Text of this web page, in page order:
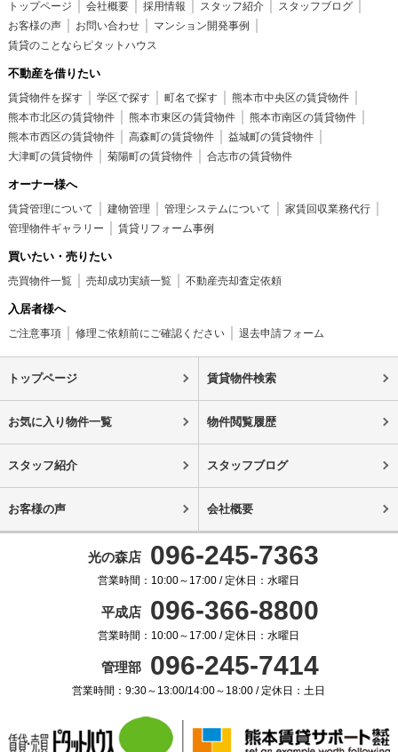
トップページ 会社概要 採用情報 スタッフ紹介
スタッフブログ
お客様の声
お問い合わせ
マンション開発事例
賃貸のことならピタットハウス
不動産を借りたい
賃貸物件を探す 学区で探す 町名で探す
熊本市中央区の賃貸物件
熊本市北区の賃貸物件
熊本市東区の賃貸物件
熊本市南区の賃貸物件
熊本市西区の賃貸物件
高森町の賃貸物件
益城町の賃貸物件
大津町の賃貸物件
菊陽町の賃貸物件 合志市の賃貸物件
オーナー様へ
賃貸管理について 建物管理 管理システムについて
家賃回収業務代行
管理物件ギャラリー
賃貸リフォーム事例
買いたい・売りたい
売買物件一覧 売却成功実績一覧 不動産売却査定依頼
入居者様へ
ご注意事項 修理ご依頼前にご確認ください 退去申請フォーム
トップページ 賃貸物件検索
お気に入り物件一覧 物件閲覧履歴
スタッフ紹介 スタッフブログ
お客様の声 会社概要
光の森店 096-245-7363
営業時間：10:00～17:00 / 定休日：水曜日
平成店 096-366-8800
営業時間：10:00～17:00 / 定休日：水曜日
管理部 096-245-7414
営業時間：9:30～13:00/14:00～18:00 / 定休日：土日